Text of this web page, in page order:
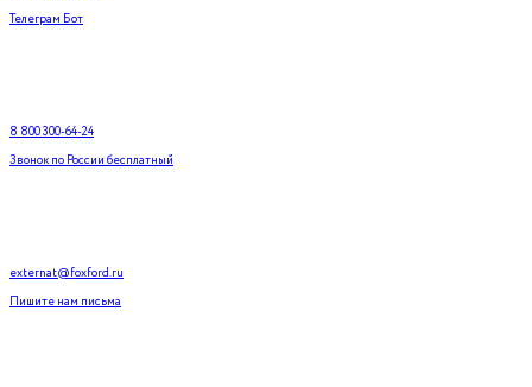
Телеграм Бот
8 800 300-64-24
Звонок по России бесплатный
externat@foxford.ru
Пишите нам письма